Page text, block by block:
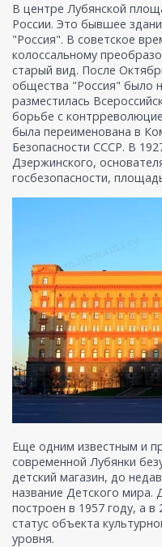
В центре Лубянской
России. Это бывшее
"Россия". В советское
колоссальному
старый вид. После
общества "Россия" было
разместилась
борьбе с
была переименована в
Безопасности СССР. В
Дзержинского,
госбезопасности,
Еще одним известным и
современной Лубянки
детский магазин, до
название Детского мира.
построен в 1957 году, а в
статус объекта
уровня.